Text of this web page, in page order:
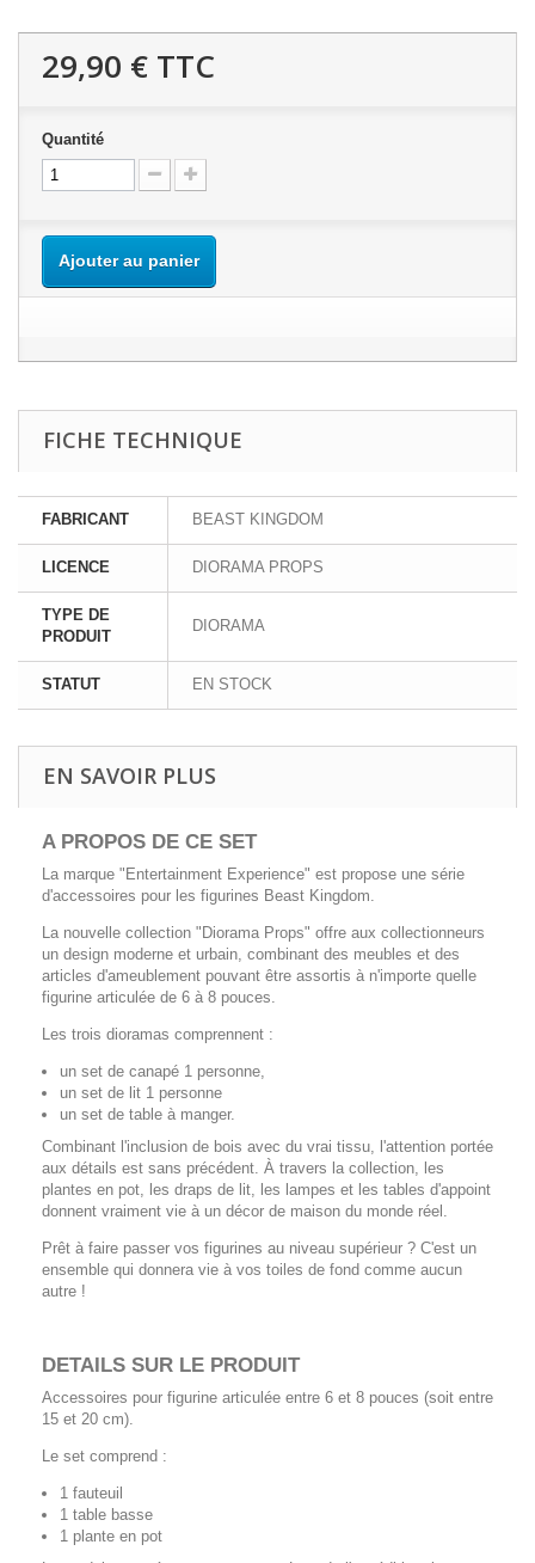
29,90 € TTC
Quantité
Ajouter au panier
FICHE TECHNIQUE
FABRICANT BEAST KINGDOM
LICENCE DIORAMA PROPS
TYPE DE
PRODUIT
DIORAMA
STATUT EN STOCK
EN SAVOIR PLUS
A PROPOS DE CE SET
La marque "Entertainment Experience" est propose une série
d'accessoires pour les figurines Beast Kingdom.
La nouvelle collection "Diorama Props" offre aux collectionneurs
un design moderne et urbain, combinant des meubles et des
articles d'ameublement pouvant être assortis à n'importe quelle
figurine articulée de 6 à 8 pouces.
Les trois dioramas comprennent :
un set de canapé 1 personne,
un set de lit 1 personne
un set de table à manger.
Combinant l'inclusion de bois avec du vrai tissu, l'attention portée
aux détails est sans précédent. À travers la collection, les
plantes en pot, les draps de lit, les lampes et les tables d'appoint
donnent vraiment vie à un décor de maison du monde réel.
Prêt à faire passer vos figurines au niveau supérieur ? C'est un
ensemble qui donnera vie à vos toiles de fond comme aucun
autre !
DETAILS SUR LE PRODUIT
Accessoires pour figurine articulée entre 6 et 8 pouces (soit entre
15 et 20 cm).
Le set comprend :
1 fauteuil
1 table basse
1 plante en pot